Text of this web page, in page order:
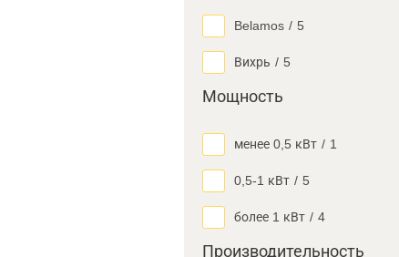
Belamos / 5
Вихрь / 5
Мощность
менее 0,5 кВт / 1
0,5-1 кВт / 5
более 1 кВт / 4
Производительность